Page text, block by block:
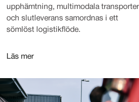
upphämtning, multimodala transporter
och slutleverans samordnas i ett
sömlöst logistikflöde.
Läs mer